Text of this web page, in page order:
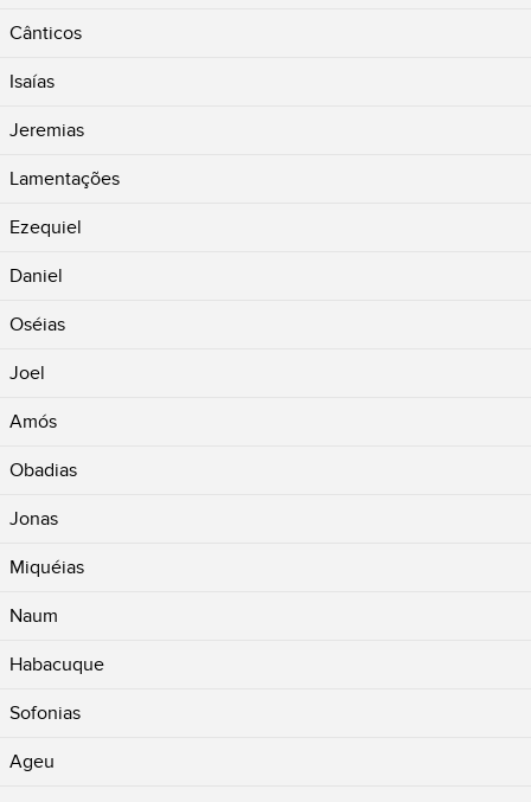
Cânticos
Isaías
Jeremias
Lamentações
Ezequiel
Daniel
Oséias
Joel
Amós
Obadias
Jonas
Miquéias
Naum
Habacuque
Sofonias
Ageu